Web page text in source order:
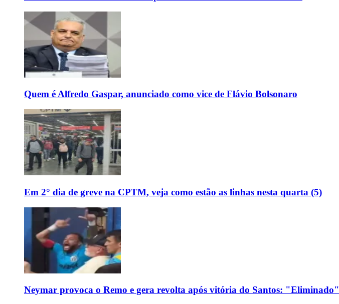
Quem é Alfredo Gaspar, anunciado como vice de Flávio Bolsonaro
Em 2° dia de greve na CPTM, veja como estão as linhas nesta quarta (5)
Neymar provoca o Remo e gera revolta após vitória do Santos: "Eliminado"